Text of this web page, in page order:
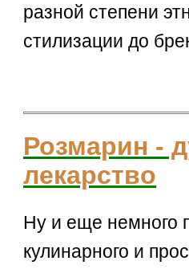
разной степени
стилизации до
Розмарин -
лекарство
Ну и еще немного
кулинарного и